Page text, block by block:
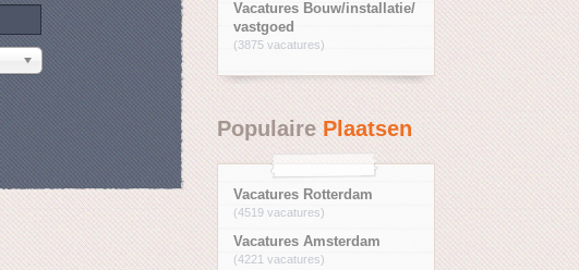
Vacatures Bouw/installatie/
vastgoed
(3875 vacatures)
Populaire Plaatsen
Vacatures Rotterdam
(4519 vacatures)
Vacatures Amsterdam
(4221 vacatures)